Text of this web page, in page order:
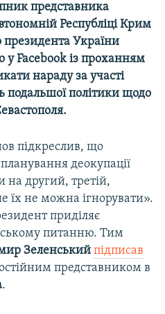
представника
Республіці Крим
президента України
у Facebook із проханням
нараду за участі
подальшої політики щодо
підкреслив, що
деокупації
другий, третій,
їх не можна ігнорувати».
приділяє
питанню. Тим
Зеленський підписав
представником в
.